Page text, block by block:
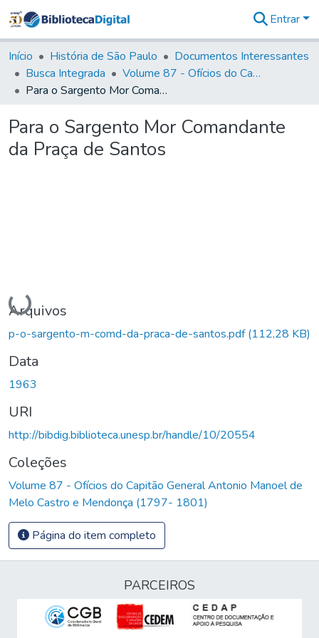
&
Coleções
Tudo na
Biblioteca
Estatísticas
Entrar
Início História de São Paulo
Documentos Interessantes
Busca Integrada
Volume 87 - Ofícios do Capitão General Antonio Manoel de Melo Castro e Mendonça (1797- 1801)
Para o Sargento Mor Comandante da Praça de Santos
Para o Sargento Mor Comandante
da Praça de Santos
Carregando...
Arquivos
p-o-sargento-m-comd-da-praca-de-santos.pdf(112,28 KB)
Data
1963
URI
http://bibdig.biblioteca.unesp.br/handle/10/20554
Coleções
Volume 87 - Ofícios do Capitão General Antonio Manoel de
Melo Castro e Mendonça (1797- 1801)
Página do item completo
PARCEIROS